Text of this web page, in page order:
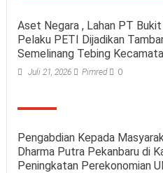
Aset Negara , Lahan PT
Pelaku PETI Dijadikan
Semelinang Tebing
Juli 21, 2026 Pimred 0
Pengabdian Kepada
Dharma Putra Pekanbaru di
Peningkatan Perekonomian